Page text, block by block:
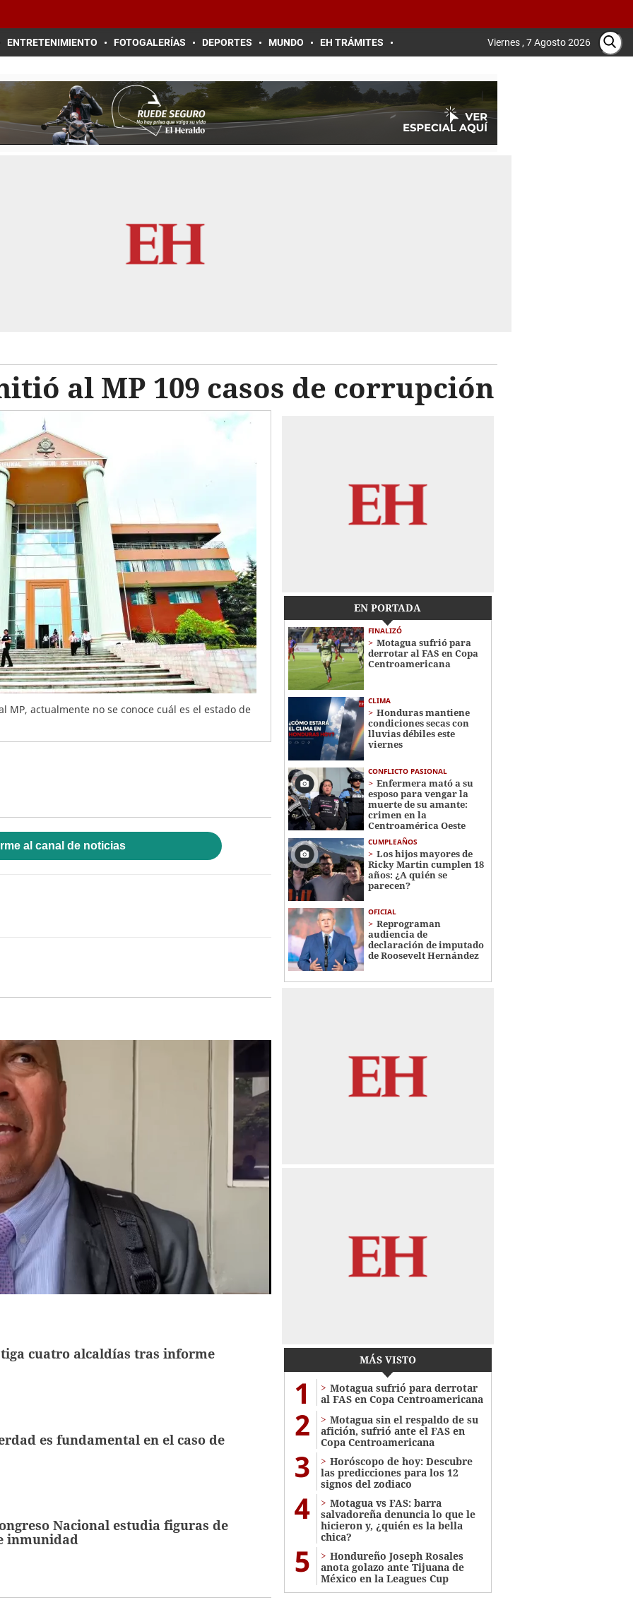
ENTRETENIMIENTO FOTOGALERÍAS DEPORTES MUNDO EH TRÁMITES Viernes , 7 Agosto 2026
al MP 109 casos de corrupción
MP, actualmente no se conoce cuál es el estado de
al canal de noticias
cuatro alcaldías tras informe
es fundamental en el caso de
Nacional estudia figuras de
inmunidad
EN PORTADA
FINALIZÓ
Motagua sufrió para
derrotar al FAS en Copa
Centroamericana
CLIMA
Honduras mantiene
condiciones secas con
lluvias débiles este
viernes
CONFLICTO PASIONAL
Enfermera mató a su
esposo para vengar la
muerte de su amante:
crimen en la
Centroamérica Oeste
CUMPLEAÑOS
Los hijos mayores de
Ricky Martin cumplen 18
años: ¿A quién se
parecen?
OFICIAL
Reprograman
audiencia de
declaración de imputado
de Roosevelt Hernández
MÁS VISTO
1
Motagua sufrió para derrotar
al FAS en Copa Centroamericana
2
Motagua sin el respaldo de su
afición, sufrió ante el FAS en
Copa Centroamericana
3
Horóscopo de hoy: Descubre
las predicciones para los 12
signos del zodiaco
4
Motagua vs FAS: barra
salvadoreña denuncia lo que le
hicieron y, ¿quién es la bella
chica?
5
Hondureño Joseph Rosales
anota golazo ante Tijuana de
México en la Leagues Cup